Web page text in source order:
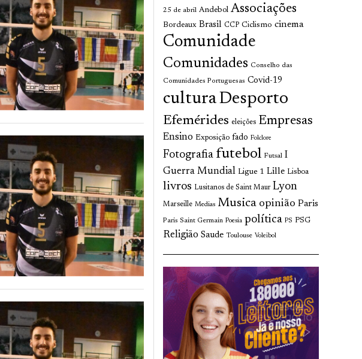
25 de abril Andebol Associações
Bordeaux Brasil CCP Ciclismo cinema
Comunidade
Comunidades Conselho das
Comunidades Portuguesas Covid-19
culturaDesporto
Efemérides eleições Empresas
Ensino Exposição fado Folclore
Fotografia futebol Futsal I
Guerra Mundial Ligue 1 Lille Lisboa
livros Lusitanos de Saint Maur Lyon
Marseille Medias Musica opinião Paris
Paris Saint Germain Poesia política PS PSG
Religião Saude Toulouse Voleibol